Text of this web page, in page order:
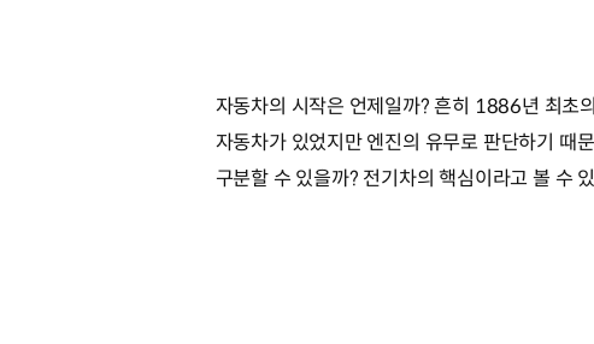
자동차의 시작은 언제일까? 흔히 1886년 최초
자동차가 있었지만 엔진의 유무로 판단하기 때
구분할 수 있을까? 전기차의 핵심이라고 볼 수